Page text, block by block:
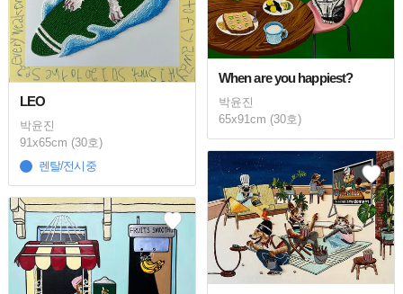
LEO
박윤진
91x65cm (30호)
렌탈/전시중
When are you happiest?
박윤진
65x91cm (30호)